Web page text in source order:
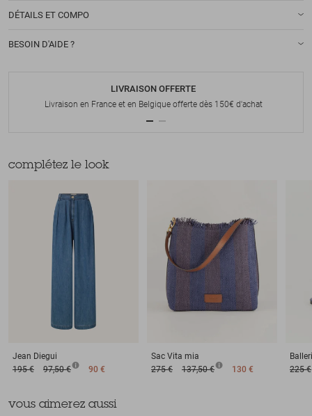
DÉTAILS ET COMPO
BESOIN D'AIDE ?
LIVRAISON OFFERTE
Livraison en France et en Belgique offerte dès 150€ d'achat
complétez le look
Jean Diegui
195 €
97,50 € 90 €
Sac Vita mia
275 €
137,50 € 130 €
225 €
vous aimerez aussi